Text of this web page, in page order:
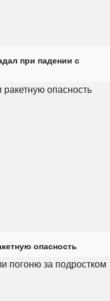
при падении с
опасность